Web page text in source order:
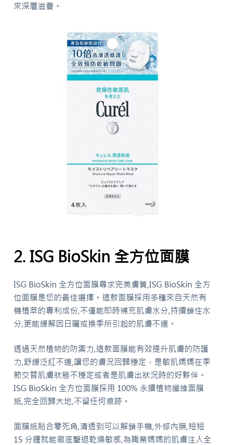
來深層滋養。
2. ISG BioSkin 全方位面膜
ISG BioSkin 全方位面膜尋求完美膚質,ISG BioSkin 全方
位面膜是您的最佳選擇。這款面膜採用多種來自天然有
機植萃的專利成份,不僅能即時補充肌膚水分,持續鎖住水
分,更能緩解因日曬或換季所引起的肌膚不適。
透過天然植物的防禦力,這款面膜能有效提升肌膚的防護
力,舒緩泛紅不適,讓您的膚況回歸穩定，是敏肌媽媽在季
節交替肌膚狀態不穩定或者是肌膚出狀況時的好夥伴。
ISG BioSkin 全方位面膜採用 100% 永續植物纖維面膜
紙,完全回歸大地,不留任何痕跡。
面膜紙貼合零死角,清透到可以解鎖手機,外修內撫,短短
15 分鐘就能徹底擊退乾燥敏感,為職業媽媽的肌膚注入全